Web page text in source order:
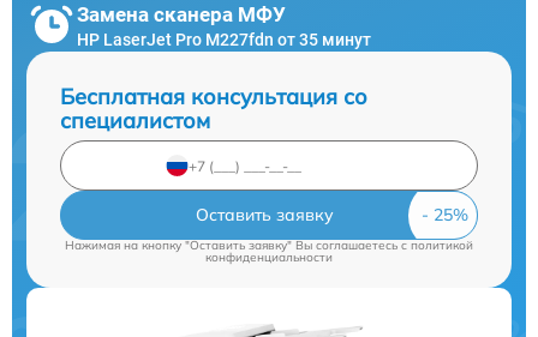
Замена сканера МФУ
HP LaserJet Pro M227fdn от 35 минут
Бесплатная консультация со
специалистом
Оставить заявку
Нажимая на кнопку "Оставить заявку" Вы соглашаетесь cполитикой
конфиденциальности